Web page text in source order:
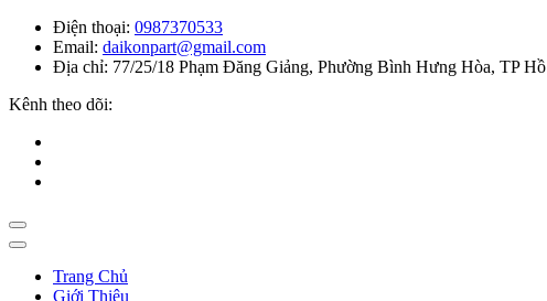
Điện thoại: 0987370533
Email: daikonpart@gmail.com
Địa chỉ: 77/25/18 Phạm Đăng Giảng, Phường Bình Hưng Hòa, TP
Kênh theo dõi:
Trang Chủ
Giới Thiệu